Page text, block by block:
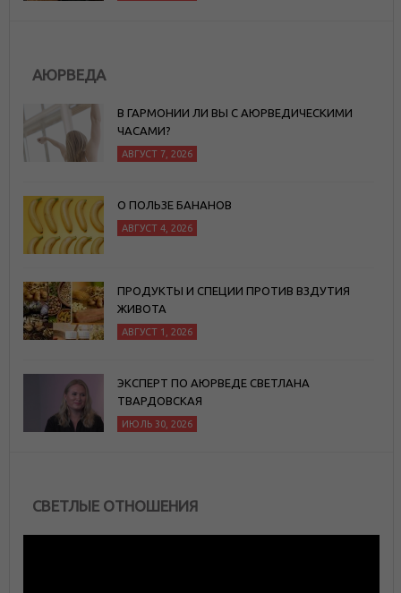
АЮРВЕДА
В ГАРМОНИИ ЛИ ВЫ С АЮРВЕДИЧЕСКИМИ
ЧАСАМИ?
АВГУСТ 7, 2026
О ПОЛЬЗЕ БАНАНОВ
АВГУСТ 4, 2026
ПРОДУКТЫ И СПЕЦИИ ПРОТИВ ВЗДУТИЯ
ЖИВОТА
АВГУСТ 1, 2026
ЭКСПЕРТ ПО АЮРВЕДЕ СВЕТЛАНА
ТВАРДОВСКАЯ
ИЮЛЬ 30, 2026
СВЕТЛЫЕ ОТНОШЕНИЯ